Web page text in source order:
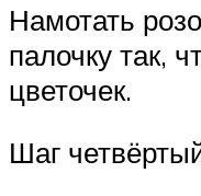
Намотать
палочку так,
цветочек.
Шаг